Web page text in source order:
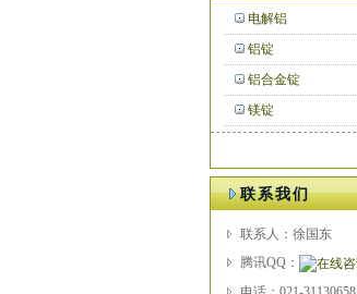
电解铝
铝锭
铝合金锭
镁锭
联系我们
联系人：徐国东
腾讯QQ：